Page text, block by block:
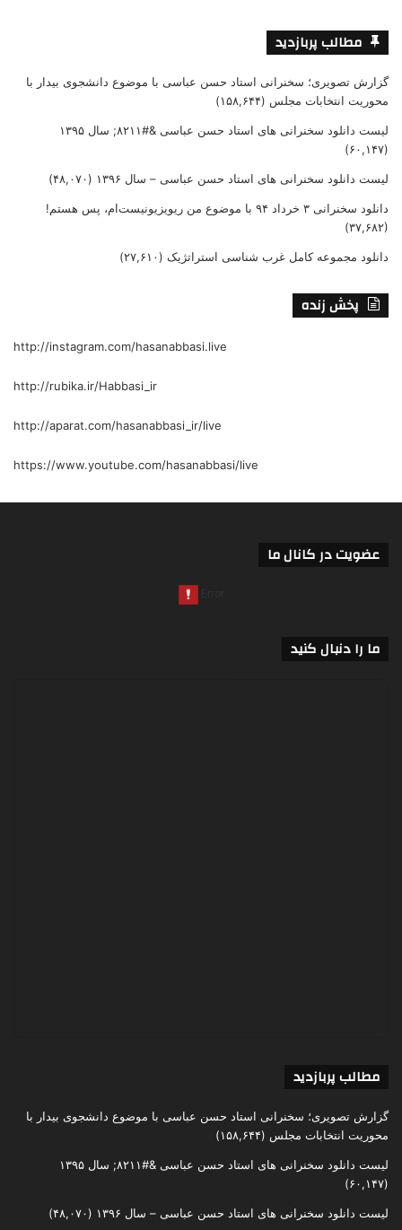
مطالب پربازدید
گزارش تصویری؛ سخنرانی استاد حسن عباسی با موضوع دانشجوی بیدار با
محوریت انتخابات مجلس (۱۵۸,۶۴۴)
لیست دانلود سخنرانی های استاد حسن عباسی &#۸۲۱۱; سال ۱۳۹۵
(۶۰,۱۴۷)
لیست دانلود سخنرانی های استاد حسن عباسی – سال ۱۳۹۶ (۴۸,۰۷۰)
دانلود سخنرانی ۳ خرداد ۹۴ با موضوع من ریویزیونیست‌ام، پس هستم!
(۳۷,۶۸۲)
دانلود مجموعه کامل غرب شناسی استراتژیک (۲۷,۶۱۰)
پخش زنده
http://instagram.com/hasanabbasi.live
http://rubika.ir/Habbasi_ir
http://aparat.com/hasanabbasi_ir/live
https://www.youtube.com/hasanabbasi/live
عضویت در کانال ما
ما را دنبال کنید
مطالب پربازدید
گزارش تصویری؛ سخنرانی استاد حسن عباسی با موضوع دانشجوی بیدار با
محوریت انتخابات مجلس (۱۵۸,۶۴۴)
لیست دانلود سخنرانی های استاد حسن عباسی &#۸۲۱۱; سال ۱۳۹۵
(۶۰,۱۴۷)
لیست دانلود سخنرانی های استاد حسن عباسی – سال ۱۳۹۶ (۴۸,۰۷۰)